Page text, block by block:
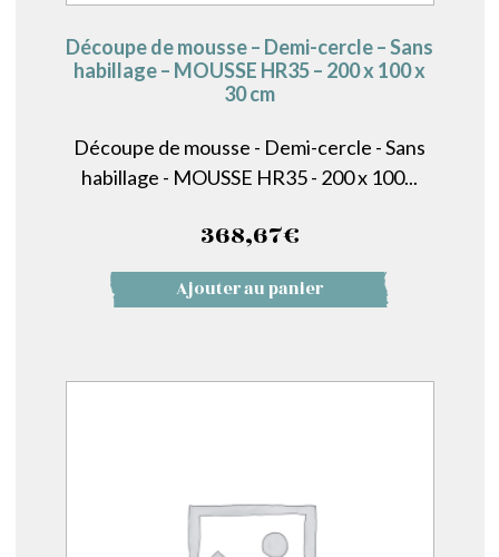
Découpe de mousse – Demi-cercle – Sans
habillage – MOUSSE HR35 – 200 x 100 x
30 cm
Découpe de mousse - Demi-cercle - Sans
habillage - MOUSSE HR35 - 200 x 100...
368,67€
Ajouter au panier